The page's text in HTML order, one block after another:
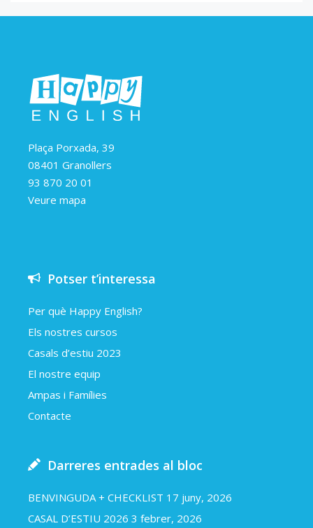
Plaça Porxada, 39
08401 Granollers
93 870 20 01
Veure mapa
Potser t’interessa
Per què Happy English?
Els nostres cursos
Casals d’estiu 2023
El nostre equip
Ampas i Famílies
Contacte
Darreres entrades al bloc
BENVINGUDA + CHECKLIST 17 juny, 2026
CASAL D’ESTIU 2026 3 febrer, 2026